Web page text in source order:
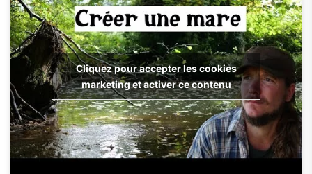
Cliquez pour accepter les cookies
marketing et activer ce contenu